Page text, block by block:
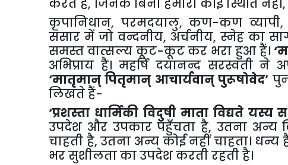
करते हैं, जिनके बिना हमारी कोई स्थिति
कृपानिधान, परमदयालु, कण-कण व्यापी,
संसार में जो वन्दनीय, अर्चनीय, स्नेह का
समस्त वात्सल्य कूट-कूट कर भरा हुआ हैं।
अभिप्राय है। महर्षि दयानन्द सरस्वती
‘मातृमान् पितृमान् आचार्यवान् पुरूषोवेद’
लिखते हैं-
‘प्रशस्ता धार्मिकी विदुषी माता विद्यते यस्य
उपदेश और उपकार पहुँचता है, उतना अन्य
चाहती है, उतना अन्य कोई नहीं चाहता।
भर सुशीलता का उपदेश करती रहती है।